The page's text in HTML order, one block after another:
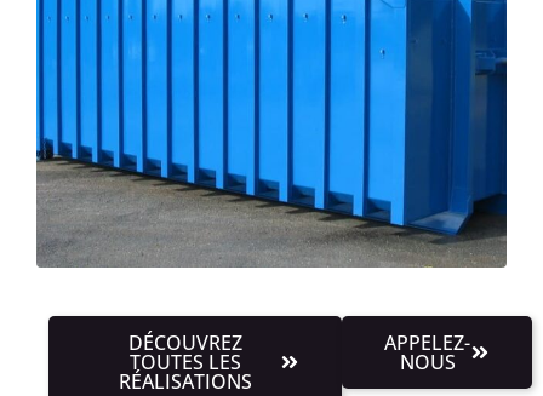
DÉCOUVREZ
TOUTES LES
RÉALISATIONS
APPELEZ-
NOUS